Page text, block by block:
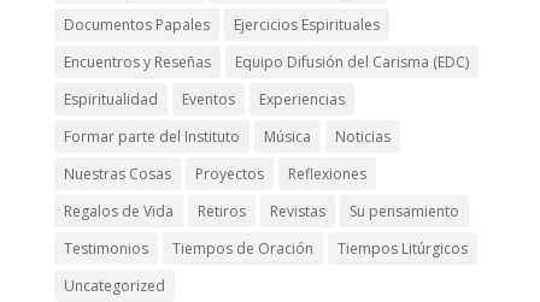
Documentos Papales
Ejercicios Espirituales
Encuentros y Reseñas
Equipo Difusión del Carisma (EDC)
Espiritualidad
Eventos
Experiencias
Formar parte del Instituto
Música
Noticias
Nuestras Cosas
Proyectos
Reflexiones
Regalos de Vida
Retiros Revistas
Su pensamiento
Testimonios
Tiempos de Oración
Tiempos Litúrgicos
Uncategorized